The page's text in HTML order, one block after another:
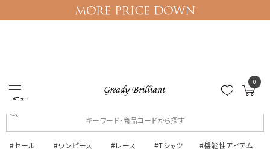
メニュー
0
ログイン マイページ
#セール #ワンピース #レース #Tシャツ #機能性アイテム